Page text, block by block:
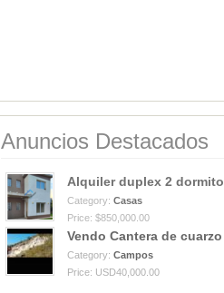
Anuncios Destacados
Alquiler duplex 2
Category: Casas
Price: $850,000.00
Vendo Cantera de cuarzo
Category: Campos
Price: USD40,000.00